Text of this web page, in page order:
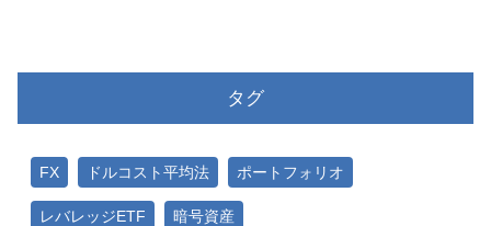
タグ
FX ドルコスト平均法 ポートフォリオ
レバレッジETF 暗号資産